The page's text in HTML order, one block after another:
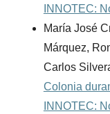
INNOTEC:
María José
Márquez,
Carlos
Colonia
INNOTEC: